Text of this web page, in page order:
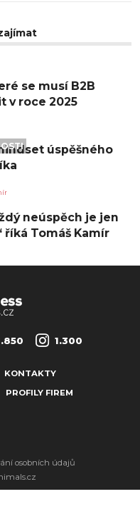
se musí B2B
v roce 2025
úspěšného
neúspěch je jen
říká Tomáš Kamír
1.300
KONTAKTY
PROFILY FIREM
osobních údajů